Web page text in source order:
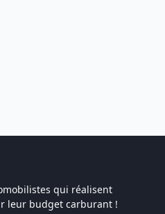
qui réalisent
leur budget carburant !